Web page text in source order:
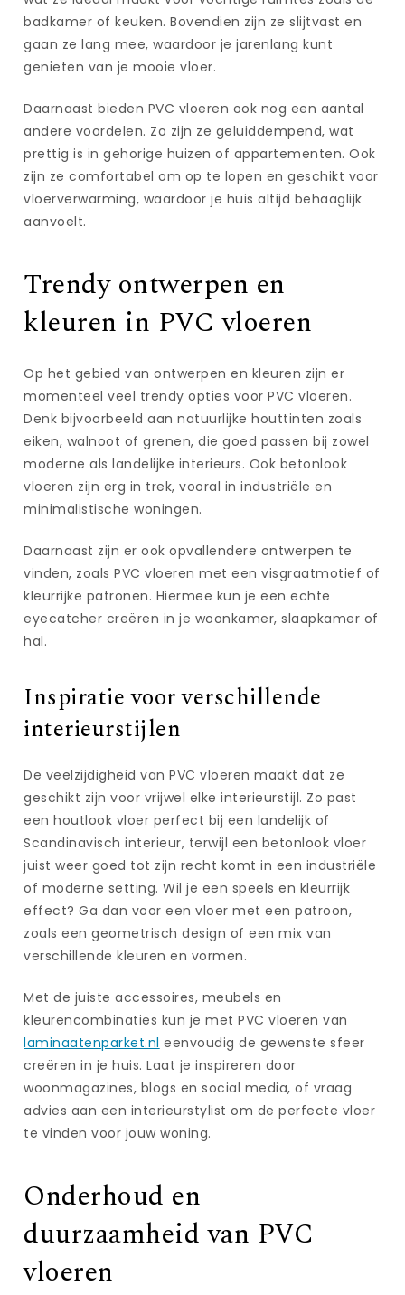
badkamer of keuken. Bovendien zijn ze slijtvast en
gaan ze lang mee, waardoor je jarenlang kunt
genieten van je mooie vloer.
Daarnaast bieden PVC vloeren ook nog een aantal
andere voordelen. Zo zijn ze geluiddempend, wat
prettig is in gehorige huizen of appartementen. Ook
zijn ze comfortabel om op te lopen en geschikt voor
vloerverwarming, waardoor je huis altijd behaaglijk
aanvoelt.
Trendy ontwerpen en
kleuren in PVC vloeren
Op het gebied van ontwerpen en kleuren zijn er
momenteel veel trendy opties voor PVC vloeren.
Denk bijvoorbeeld aan natuurlijke houttinten zoals
eiken, walnoot of grenen, die goed passen bij zowel
moderne als landelijke interieurs. Ook betonlook
vloeren zijn erg in trek, vooral in industriële en
minimalistische woningen.
Daarnaast zijn er ook opvallendere ontwerpen te
vinden, zoals PVC vloeren met een visgraatmotief of
kleurrijke patronen. Hiermee kun je een echte
eyecatcher creëren in je woonkamer, slaapkamer of
hal.
Inspiratie voor verschillende
interieurstijlen
De veelzijdigheid van PVC vloeren maakt dat ze
geschikt zijn voor vrijwel elke interieurstijl. Zo past
een houtlook vloer perfect bij een landelijk of
Scandinavisch interieur, terwijl een betonlook vloer
juist weer goed tot zijn recht komt in een industriële
of moderne setting. Wil je een speels en kleurrijk
effect? Ga dan voor een vloer met een patroon,
zoals een geometrisch design of een mix van
verschillende kleuren en vormen.
Met de juiste accessoires, meubels en
kleurencombinaties kun je met PVC vloeren van
laminaatenparket.nl eenvoudig de gewenste sfeer
creëren in je huis. Laat je inspireren door
woonmagazines, blogs en social media, of vraag
advies aan een interieurstylist om de perfecte vloer
te vinden voor jouw woning.
Onderhoud en
duurzaamheid van PVC
vloeren